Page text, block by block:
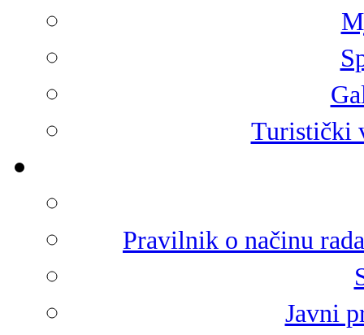
Turistički
Pravilnik o načinu
Javni